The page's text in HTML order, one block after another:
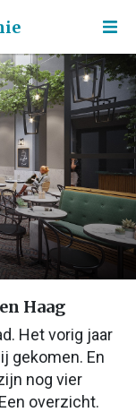
Haag
Het vorig jaar
gekomen. En
nog vier
overzicht.